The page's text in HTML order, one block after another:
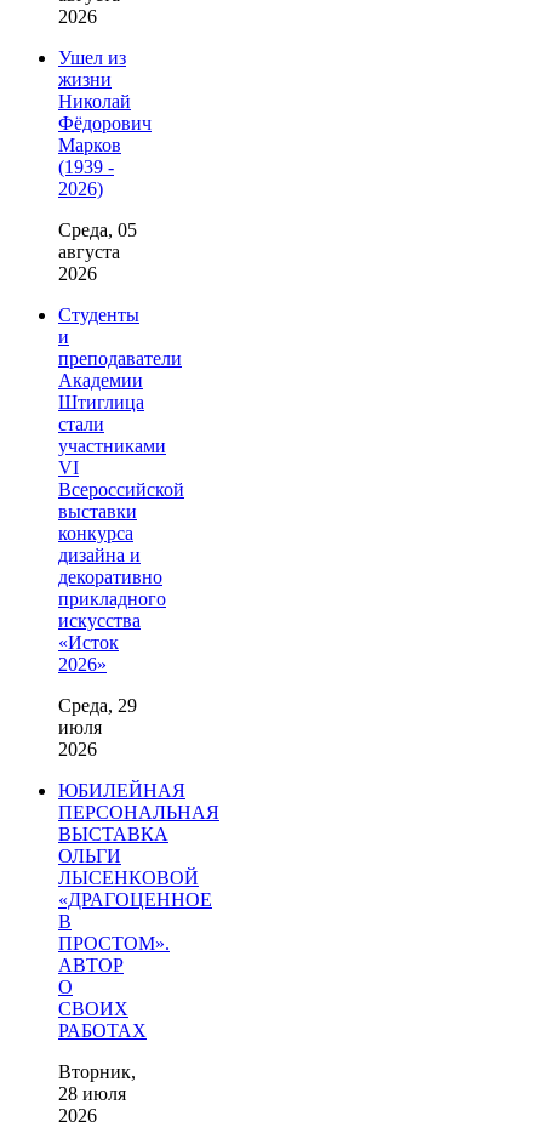
2026
Ушел из
жизни
Николай
Фёдорович
Марков
(1939 -
2026)
Среда, 05
августа
2026
Студенты
и
преподаватели
Академии
Штиглица
стали
участниками
VI
Всероссийской
выставки
конкурса
дизайна и
декоративно
прикладного
искусства
«Исток
2026»
Среда, 29
июля
2026
ЮБИЛЕЙНАЯ
ПЕРСОНАЛЬНАЯ
ВЫСТАВКА
ОЛЬГИ
ЛЫСЕНКОВОЙ
«ДРАГОЦЕННОЕ
В
ПРОСТОМ».
АВТОР
О
СВОИХ
РАБОТАХ
Вторник,
28 июля
2026